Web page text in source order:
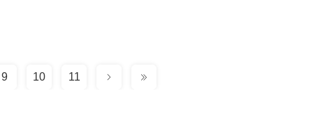
9 10 11